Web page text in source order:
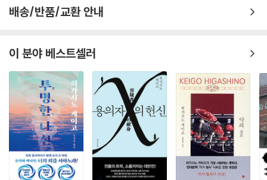
배송/반품/교환 안내
이 분야 베스트셀러